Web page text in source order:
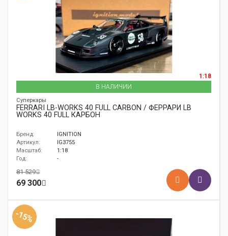
1:18
В НАЛИЧИИ
Суперкары
FERRARI LB-WORKS 40 FULL CARBON / ФЕРРАРИ LB
WORKS 40 FULL КАРБОН
Бренд:
IGNITION
Артикул:
IG3755
Масштаб:
1:18
Год:
-
81 529
69 300
-15%